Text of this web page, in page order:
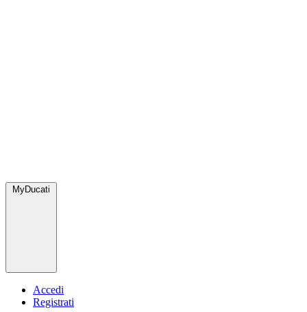
MyDucati
Accedi
Registrati